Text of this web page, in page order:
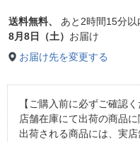
送料無料、 あと 2時間15分以
8月8日（土） お届け
お届け先を変更する
【ご購入前に必ずご確認く
店舗在庫にて出荷の商品に
出荷される商品には、実